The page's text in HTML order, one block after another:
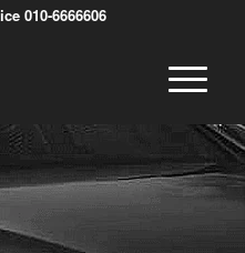
010-6666606